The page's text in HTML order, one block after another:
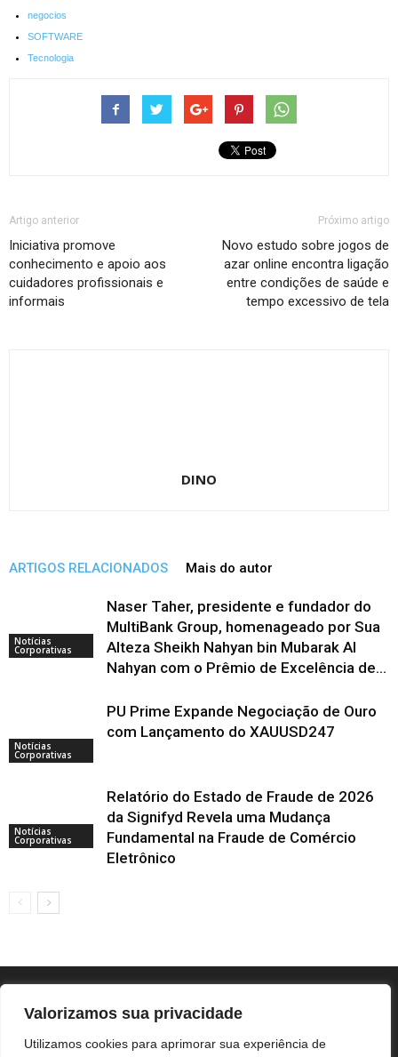
Valorizamos sua privacidade
Utilizamos cookies para aprimorar sua experiência de
negocios
SOFTWARE
Tecnologia
Artigo anterior
Iniciativa promove
conhecimento e apoio aos
cuidadores profissionais e
informais
Próximo artigo
Novo estudo sobre jogos de
azar online encontra ligação
entre condições de saúde e
tempo excessivo de tela
DINO
ARTIGOS RELACIONADOS Mais do autor
Notícias
Corporativas
Naser Taher, presidente e fundador do
MultiBank Group, homenageado por Sua
Alteza Sheikh Nahyan bin Mubarak Al
Nahyan com o Prêmio de Excelência de...
Notícias
Corporativas
PU Prime Expande Negociação de Ouro
com Lançamento do XAUUSD247
Notícias
Corporativas
Relatório do Estado de Fraude de 2026
da Signifyd Revela uma Mudança
Fundamental na Fraude de Comércio
Eletrônico